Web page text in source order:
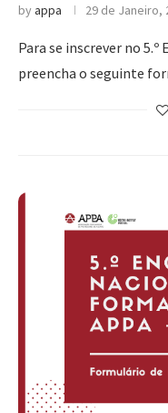
byappa 29 de Janeiro,
Para se inscrever no
preencha o seguinte